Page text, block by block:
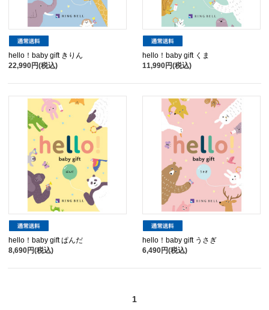
hello！baby gift きりん
22,990円(税込)
hello！baby gift くま
11,990円(税込)
hello！baby gift ぱんだ
8,690円(税込)
hello！baby gift うさぎ
6,490円(税込)
1